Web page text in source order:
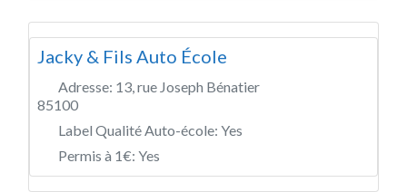
Jacky & Fils Auto École
Adresse: 13, rue Joseph Bénatier
85100
Label Qualité Auto-école: Yes
Permis à 1€: Yes